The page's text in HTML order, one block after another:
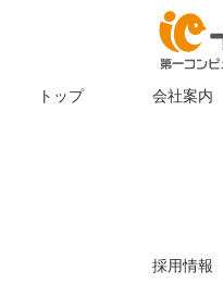
トップ 会社案内
採用情報